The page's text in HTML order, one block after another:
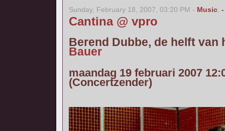
Sunday, February 18, 2007, 03:20 PM - Music, -
Cantina @ vpro
Berend Dubbe, de helft van
Bauer
maandag 19 februari 2007
(Concertzender)